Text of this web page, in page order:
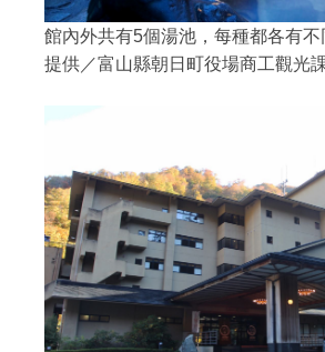
館內外共有5個湯池，每種都各有
提供／富山縣朝日町役場商工觀光課